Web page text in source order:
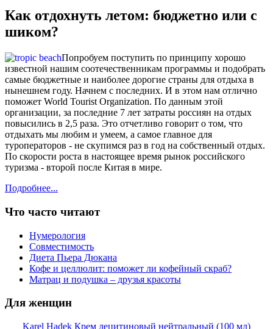
Как отдохнуть летом: бюджетно или с
шиком?
Попробуем поступить по принципу хорошо
известной нашим соотечественникам программы и подобрать
самые бюджетные и наиболее дорогие страны для отдыха в
нынешнем году. Начнем с последних. И в этом нам отлично
поможет World Tourist Organization. По данным этой
организации, за последние 7 лет затраты россиян на отдых
повысились в 2,5 раза. Это отчетливо говорит о том, что
отдыхать мы любим и умеем, а самое главное для
туроператоров - не скупимся раз в год на собственный отдых.
По скорости роста в настоящее время рынок российского
туризма - второй после Китая в мире.
Подробнее...
Что часто читают
Нумерология
Совместимость
Диета Пьера Дюкана
Кофе и целлюлит: поможет ли кофейный скраб?
Матрац и подушка – друзья красоты
Для женщин
Karel Hadek Крем лецитиновый нейтральный (100 мл)